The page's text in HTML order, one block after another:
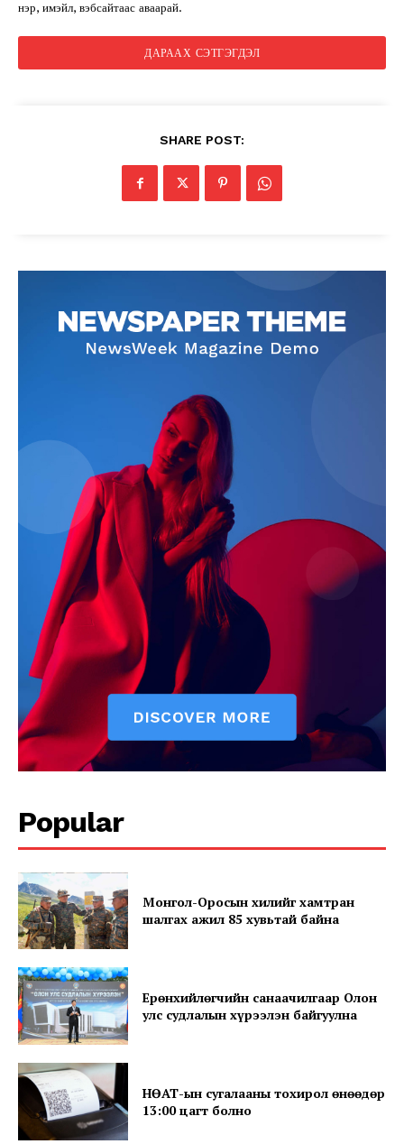
News Week
нэр, имэйл, вэбсайтаас аваарай.
SHARE POST:
Popular
Монгол-Оросын хилийг хамтран
шалгах ажил 85 хувьтай байна
Ерөнхийлөгчийн санаачилгаар Олон
улс судлалын хүрээлэн байгуулна
НӨАТ-ын сугалааны тохирол өнөөдөр
13:00 цагт болно